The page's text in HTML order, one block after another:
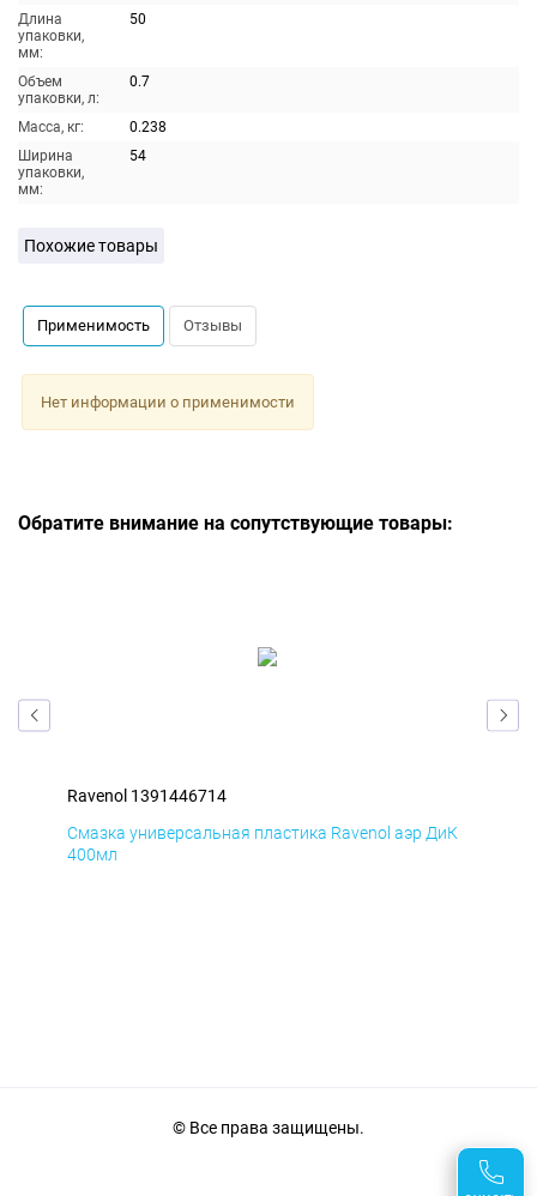
Длина
упаковки,
мм:
50
Объем
упаковки, л:
0.7
Масса, кг:
0.238
Ширина
упаковки,
мм:
54
Похожие товары
Применимость Отзывы
Нет информации о применимости
Обратите внимание на сопутствующие товары:
Ravenol 1391446714
Смазка универсальная пластика Ravenol аэр ДиК
400мл
© Все права защищены.